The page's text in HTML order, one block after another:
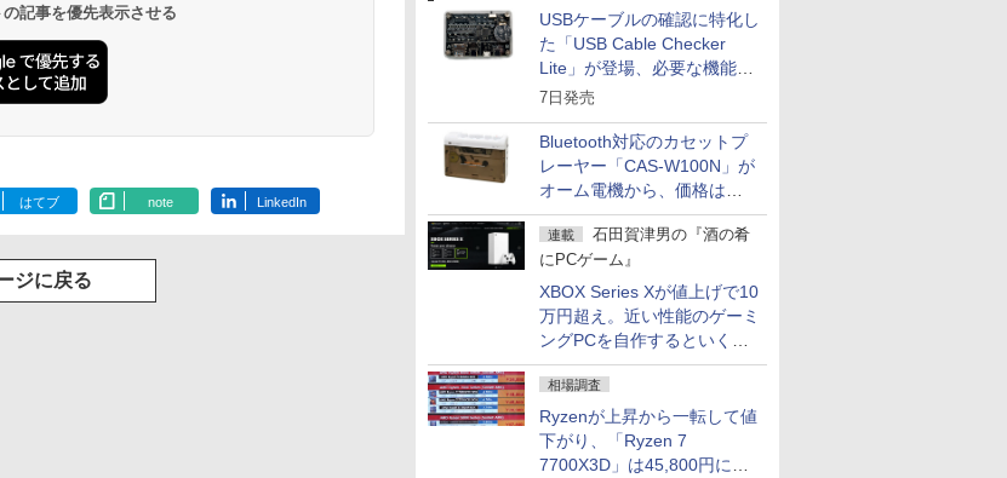
USBケーブルの確認に特化し
た「USB Cable Checker
Lite」が登場、必要な機能を
凝縮しコンパクトに
7日発売
Bluetooth対応のカセットプ
レーヤー「CAS-W100N」が
オーム電機から、価格は
5,940円
連載
石田賀津男の『酒の肴
にPCゲーム』
XBOX Series Xが値上げで10
万円超え。近い性能のゲーミ
ングPCを自作するといくら
になる？
相場調査
Ryzenが上昇から一転して値
下がり、「Ryzen 7
7700X3D」は45,800円に急
記事を優先表示させる
はてブ note LinkedIn
ジに戻る